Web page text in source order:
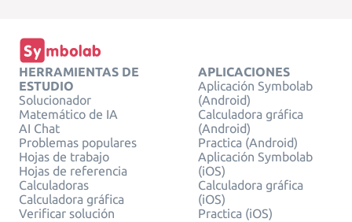
HERRAMIENTAS DE
ESTUDIO
Solucionador
Matemático de IA
AI Chat
Problemas populares
Hojas de trabajo
Hojas de referencia
Calculadoras
Calculadora gráfica
Verificar solución
APLICACIONES
Aplicación Symbolab
(Android)
Calculadora gráfica
(Android)
Practica (Android)
Aplicación Symbolab
(iOS)
Calculadora gráfica
(iOS)
Practica (iOS)